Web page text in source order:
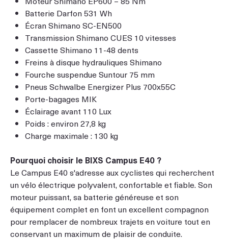
Batterie Darfon 531 Wh
Écran Shimano SC-EN500
Transmission Shimano CUES 10 vitesses
Cassette Shimano 11-48 dents
Freins à disque hydrauliques Shimano
Fourche suspendue Suntour 75 mm
Pneus Schwalbe Energizer Plus 700x55C
Porte-bagages MIK
Éclairage avant 110 Lux
Poids : environ 27,8 kg
Charge maximale : 130 kg
Pourquoi choisir le BIXS Campus E40 ?
Le Campus E40 s'adresse aux cyclistes qui recherchent
un vélo électrique polyvalent, confortable et fiable. Son
moteur puissant, sa batterie généreuse et son
équipement complet en font un excellent compagnon
pour remplacer de nombreux trajets en voiture tout en
conservant un maximum de plaisir de conduite.